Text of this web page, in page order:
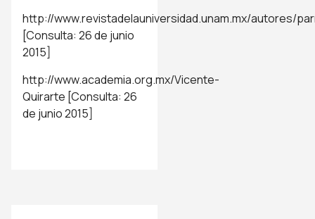
http://www.revistadelauniversidad.unam.mx/autores/
[Consulta: 26 de junio
2015]
http://www.academia.org.mx/Vicente-
Quirarte [Consulta: 26
de junio 2015]